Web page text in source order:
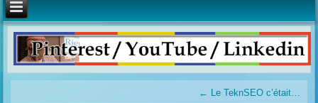
← Le TeknSEO c’était…